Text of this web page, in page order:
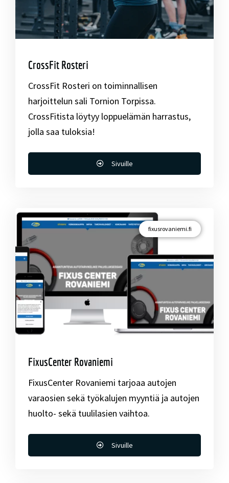
CrossFit Rosteri
CrossFit Rosteri on toiminnallisen
harjoittelun sali Tornion Torpissa.
CrossFitista löytyy loppuelämän harrastus,
jolla saa tuloksia!
Sivuille
fixusrovaniemi.fi
FixusCenter Rovaniemi
FixusCenter Rovaniemi tarjoaa autojen
varaosien sekä työkalujen myyntiä ja autojen
huolto- sekä tuulilasien vaihtoa.
Sivuille